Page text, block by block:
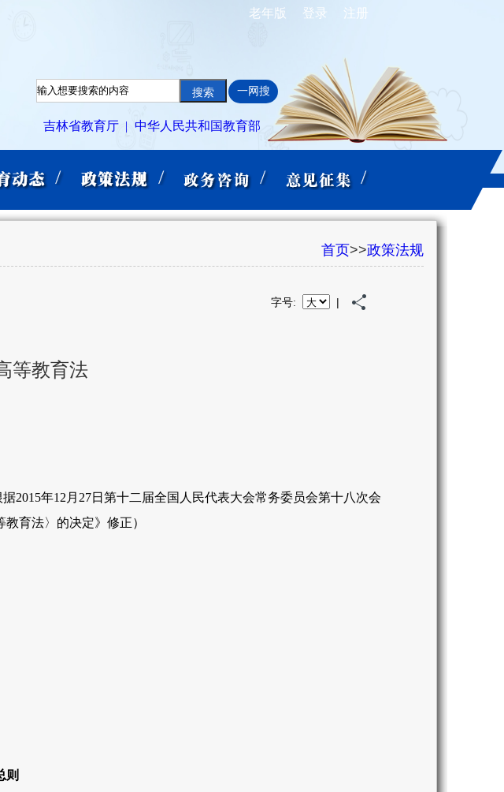
老年版 登录 注册
一网搜
吉林省教育厅 | 中华人民共和国教育部
首页>>政策法规
字号: |
等教育法
年12月27日第十二届全国人民代表大会常务委员会第十八次会
育法〉的决定》修正）
则